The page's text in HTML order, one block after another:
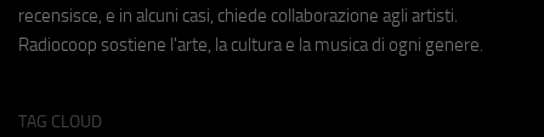
recensisce, e in alcuni casi, chiede collaborazione agli artisti.
Radiocoop sostiene l'arte, la cultura e la musica di ogni genere.
TAG CLOUD